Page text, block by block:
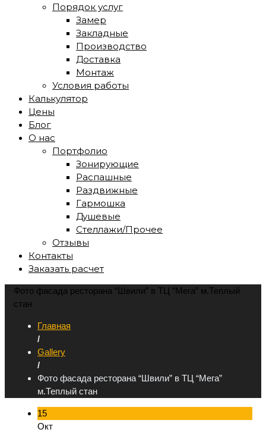
Порядок услуг
Замер
Закладные
Производство
Доставка
Монтаж
Условия работы
Калькулятор
Цены
Блог
О нас
Портфолио
Зонирующие
Распашные
Раздвижные
Гармошка
Душевые
Стеллажи/Прочее
Отзывы
Контакты
Заказать расчет
Фото фасада ресторана “Швили” в ТЦ “Мега” м.Теплый
стан
Главная
/
Gallery
/
Фото фасада ресторана “Швили” в ТЦ “Мега”
м.Теплый стан
15
Окт